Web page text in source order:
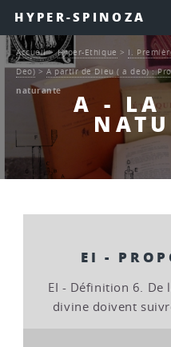
HYPER-SPINOZA
A - LA
Accueil>Hyper-Ethique > I.
Deo)>A partir de Dieu ( a deo) :
naturante
EI -
EI - Définition 6. De
divine doivent